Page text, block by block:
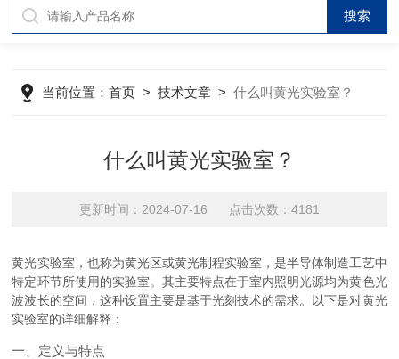
当前位置：首页 >技术文章 >什么叫黄光实验室？
什么叫黄光实验室？
更新时间：2024-07-16 点击次数：4181
黄光实验室，也称为黄光区或黄光制程实验室，是半导体制造工艺中
特定环节所使用的实验室。其主要特点在于室内照明光源均为黄色光
波波长的空间，这种设置主要是基于光刻技术的需求。以下是对黄光
实验室的详细解释：
一、定义与特点